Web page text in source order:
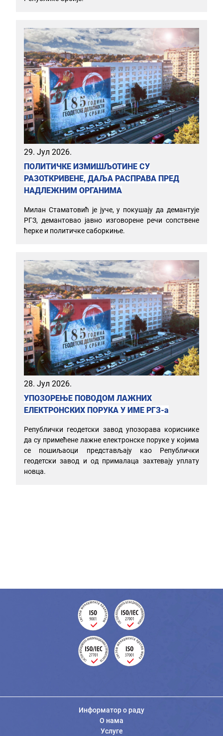
29. Јул 2026.
ПОЛИТИЧКЕ ИЗМИШЉОТИНЕ СУ
РАЗОТКРИВЕНЕ, ДАЉА РАСПРАВА ПРЕД
НАДЛЕЖНИМ ОРГАНИМА
Милан Стаматовић је јуче, у покушају да демантује
РГЗ, демантовао јавно изговорене речи сопствене
ћерке и политичке саборкиње.
28. Јул 2026.
УПОЗОРЕЊЕ ПОВОДОМ ЛАЖНИХ
ЕЛЕКТРОНСКИХ ПОРУКА У ИМЕ РГЗ-а
Републички геодетски завод упозорава кориснике
да су примећене лажне електронске поруке у којима
се пошиљаоци представљају као Републички
геодетски завод и од прималаца захтевају уплату
новца.
Информатор о раду
О нама
Услуге